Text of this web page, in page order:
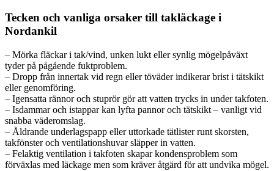
Tecken och vanliga orsaker till takläckage i
Nordankil
– Mörka fläckar i tak/vind, unken lukt eller synlig mögelpåväxt
tyder på pågående fuktproblem.
– Dropp från innertak vid regn eller töväder indikerar brist i tätskikt
eller genomföring.
– Igensatta rännor och stuprör gör att vatten trycks in under takfoten.
– Isdammar och istappar kan lyfta pannor och tätskikt – vanligt vid
snabba väderomslag.
– Åldrande underlagspapp eller uttorkade tätlister runt skorsten,
takfönster och ventilationshuvar släpper in vatten.
– Felaktig ventilation i takfoten skapar kondensproblem som
förväxlas med läckage men som kräver åtgärd för att undvika mögel.